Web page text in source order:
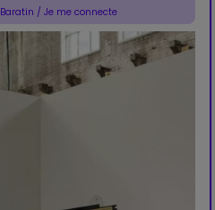
/ Je me connecte